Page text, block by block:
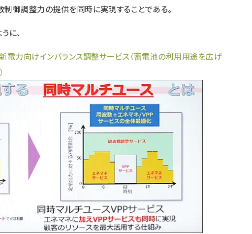
制御調整力の提供を同時に実現することである。
に、
力向けインバランス調整サービス（蓄電池の利用用途を広げ